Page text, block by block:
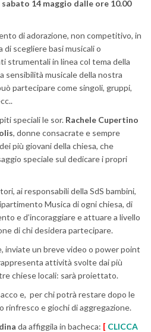
sabato 14 maggio dalle ore 10.00
di adorazione, non competitivo, in
di scegliere basi musicali o
strumentali in linea col tema della
sensibilità musicale della nostra
partecipare come singoli, gruppi,
speciali le sor. Rachele Cupertino
, donne consacrate e sempre
più giovani della chiesa, che
speciale sul dedicare i propri
ai responsabili della SdS bambini,
Musica di ogni chiesa, di
e d’incoraggiare e attuare a livello
di chi desidera partecipare.
inviate un breve video o power point
attività svolte dai più
chiese locali: sarà proiettato.
e, per chi potrà restare dopo le
rinfresco e giochi di aggregazione.
da affiggila in bacheca: [ CLICCA